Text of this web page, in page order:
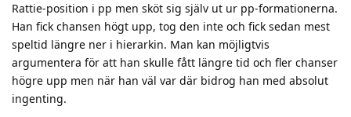
Rattie-position i pp men sköt sig själv ut ur pp-formationerna.
Han fick chansen högt upp, tog den inte och fick sedan mest
speltid längre ner i hierarkin. Man kan möjligtvis
argumentera för att han skulle fått längre tid och fler chanser
högre upp men när han väl var där bidrog han med absolut
ingenting.